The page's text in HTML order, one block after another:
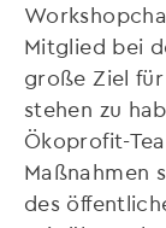
Mitglied bei
große Ziel für
stehen zu
Ökoprofit-
Maßnahmen
des